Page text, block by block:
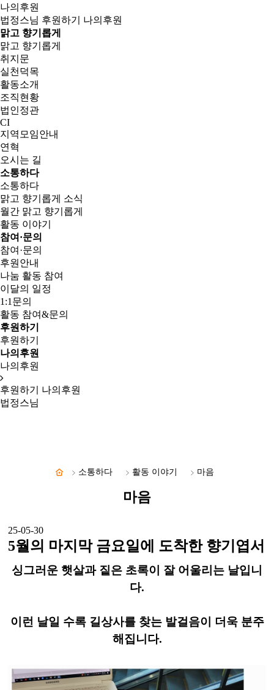
나의후원
법정스님 후원하기
나의후원
맑고 향기롭게
맑고 향기롭게
취지문
실천덕목
활동소개
조직현황
법인정관
CI
지역모임안내
연혁
오시는 길
소통하다
소통하다
맑고 향기롭게 소식
월간 맑고 향기롭게
활동 이야기
참여·문의
참여·문의
후원안내
나눔 활동 참여
이달의 일정
1:1문의
활동 참여&문의
후원하기
후원하기
나의후원
나의후원
후원하기
나의후원
법정스님
소통하다 활동 이야기 마음
마음
25-05-30
5월의 마지막 금요일에 도착한 향기엽서
​싱그러운 햇살과 짙은 초록이 잘 어울리는 날입니
다.
​이런 날일 수록 길상사를 찾는 발걸음이 더욱 분주
해집니다.